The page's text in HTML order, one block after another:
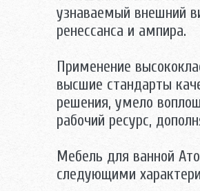
узнаваемый внешний
ренессанса и ампира.
Применение
высшие стандарты
решения, умело
рабочий ресурс,
Мебель для ванной
следующими